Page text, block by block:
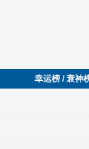
幸运榜 / 衰神